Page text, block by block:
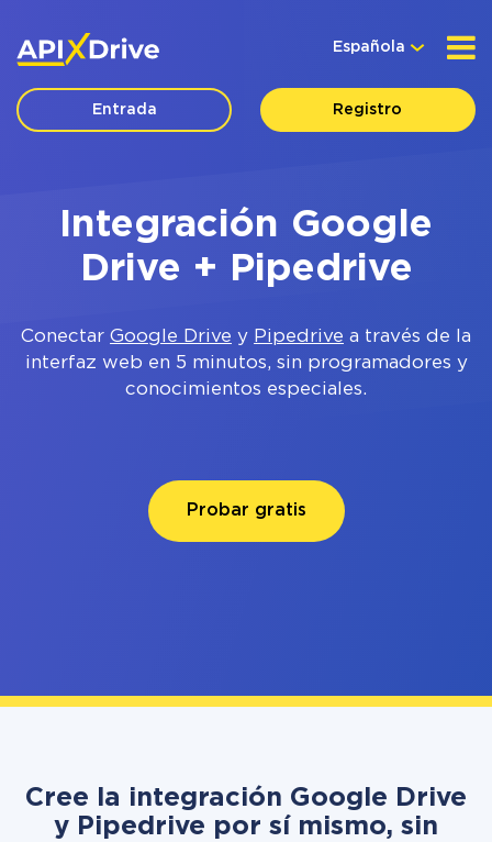
Española
Entrada Registro
Integración Google
Drive + Pipedrive
Conectar Google Drive y Pipedrive a través de la
interfaz web en 5 minutos, sin programadores y
conocimientos especiales.
Probar gratis
Cree la integración Google Drive
y Pipedrive por sí mismo, sin